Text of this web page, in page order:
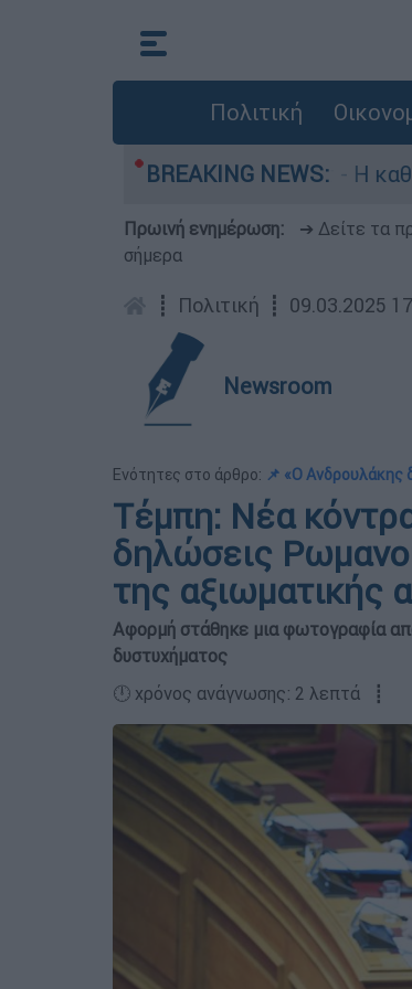
Πολιτική
BREAKING NEWS:
Γουίλιαμ Όρμπιτ - Η
Πρωινή ενημέρωση: ➔ Δείτε τα
σήμερα
┋ Πολιτική ┋ 09.03.2025
Newsroom
Ενότητες στο άρθρο: 📌 «Ο Ανδρουλάκης
Τέμπη: Νέα
δηλώσεις
της αξιωματικής
Αφορμή στάθηκε μια φωτογραφία
δυστυχήματος
🕛 χρόνος ανάγνωσης: 2 λεπτά ┋